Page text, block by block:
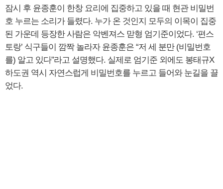
잠시 후 윤종훈이 한창 요리에 집중하고 있을 때 현관 비밀번
호 누르는 소리가 들렸다. 누가 온 것인지 모두의 이목이 집중
된 가운데 등장한 사람은 악벤져스 맏형 엄기준이었다. ‘편스
토랑’ 식구들이 깜짝 놀라자 윤종훈은 “저 세 분만 (비밀번호
를) 알고 있다”라고 설명했다. 실제로 엄기준 외에도 봉태규X
하도권 역시 자연스럽게 비밀번호를 누르고 들어와 눈길을 끌
었다.